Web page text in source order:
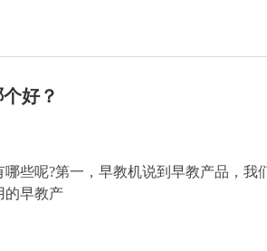
好？
哪些呢?第一，早教机说到早教产品，我
的早教产